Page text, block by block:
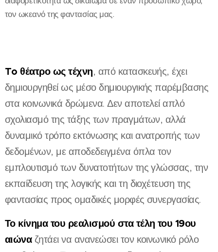
τον ωκεανό της φαντασίας μας.
To θέατρο ως τέχνη, από κατασκευής, έχει
δημιουργηθεί ως μέσο δημιουργικής παρέμβασης
στα κοινωνικά δρώμενα. Δεν αποτελεί απλό
σχολιασμό της τάξης των πραγμάτων, αλλά
δυναμικό τρόπο εκτόνωσης και ανατροπής των
δεδομένων, με αποδεδειγμένα όπλα τον
εμπλουτισμό των δυνατοτήτων της γλώσσας, την
εκπαίδευση της λογικής και τη διοχέτευση της
φαντασίας προς ομαδικές μορφές συνεργασίας.
Το κίνημα του ρεαλισμού στα τέλη του 19ου
αιώνα ζητάει να ανανεώσει τον κοινωνικό ρόλο